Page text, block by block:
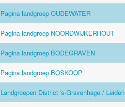
Pagina landgroep OUDEWATER
Pagina landgroep NOORDWIJKERHOUT
Pagina landgroep BODEGRAVEN
Pagina landgroep BOSKOOP
Landgroepen District 's-Gravenhage / Leiden